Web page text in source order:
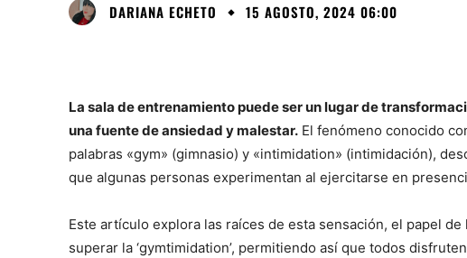
DARIANA ECHETO 15 AGOSTO, 2024 06:00
La sala de entrenamiento puede ser un lugar de
una fuente de ansiedad y malestar. El fenómeno conocido
palabras «gym» (gimnasio) y «intimidation» (intimidación),
que algunas personas experimentan al ejercitarse en
Este artículo explora las raíces de esta sensación, el papel
superar la ‘gymtimidation’, permitiendo así que todos